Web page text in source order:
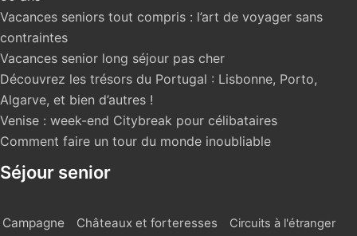
Vacances seniors tout compris : l’art de voyager sans
contraintes
Vacances senior long séjour pas cher
Découvrez les trésors du Portugal : Lisbonne, Porto,
Algarve, et bien d’autres !
Venise : week-end Citybreak pour célibataires
Comment faire un tour du monde inoubliable
Séjour senior
Campagne Châteaux et forteresses
Circuits à l'étranger